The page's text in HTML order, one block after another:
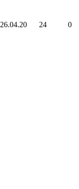
26.04.20 24 0